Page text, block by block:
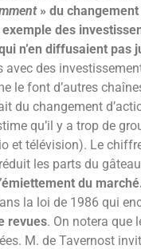
» du changement
des
n’en diffusaient pas
avec des
le font d’autres
du changement
qu’il y a trop de
et télévision). Le
les parts du
du
la loi de 1986 qui
revues. On notera que
M. de Tavernost